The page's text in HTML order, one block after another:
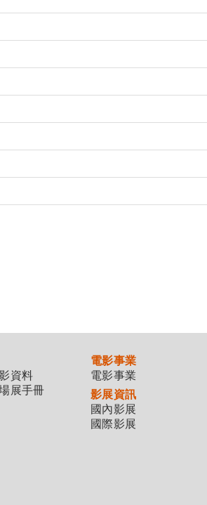
資料
展手冊
電影事業
電影事業
影展資訊
國內影展
國際影展